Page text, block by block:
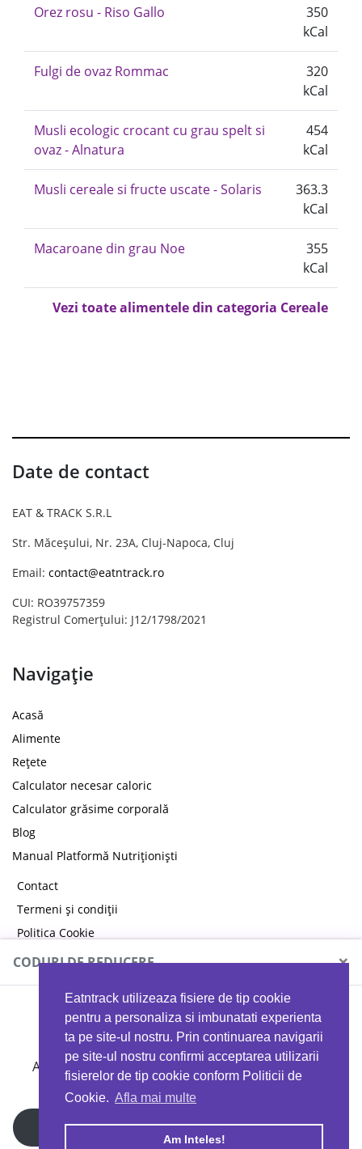
Eatntrack utilizeaza fisiere de tip cookie
pentru a personaliza si imbunatati experienta
ta pe site-ul nostru. Prin continuarea navigarii
pe site-ul nostru confirmi acceptarea utilizarii
fisierelor de tip cookie conform Politicii de
Cookie. Afla mai multe
Am Inteles!
Orez rosu - Riso Gallo
350
kCal
Fulgi de ovaz Rommac
320
kCal
Musli ecologic crocant cu grau spelt si
ovaz - Alnatura
454
kCal
Musli cereale si fructe uscate - Solaris
363.3
kCal
Macaroane din grau Noe
355
kCal
Vezi toate alimentele din categoria Cereale
Date de contact
EAT & TRACK S.R.L
Str. Măceșului, Nr. 23A, Cluj-Napoca, Cluj
Email: contact@eatntrack.ro
CUI: RO39757359
Registrul Comerțului: J12/1798/2021
Navigație
Acasă
Alimente
Rețete
Calculator necesar caloric
Calculator grăsime corporală
Blog
Manual Platformă Nutriționiști
Contact
Termeni și condiții
Politica Cookie
Politica de confidențialitate
CODURI DE REDUCERE ×
MYPROTEIN
Ai 40%reducere la orice comandă folosind codul
EATTRACK
Profită acum